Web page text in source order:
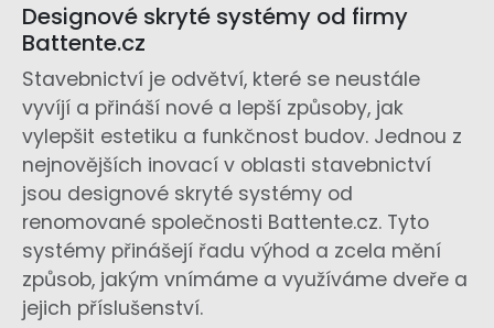
Designové skryté systémy od firmy
Battente.cz
Stavebnictví je odvětví, které se neustále
vyvíjí a přináší nové a lepší způsoby, jak
vylepšit estetiku a funkčnost budov. Jednou z
nejnovějších inovací v oblasti stavebnictví
jsou designové skryté systémy od
renomované společnosti Battente.cz. Tyto
systémy přinášejí řadu výhod a zcela mění
způsob, jakým vnímáme a využíváme dveře a
jejich příslušenství.